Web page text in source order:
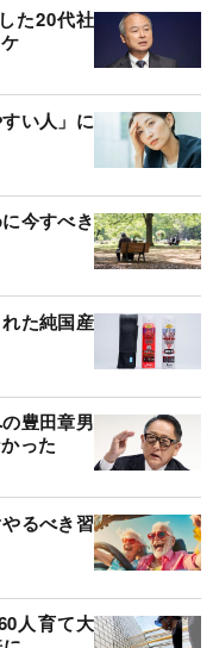
た20代社
い人」に
今すべき
た純国産
豊田章男
った
るべき習
人育て大